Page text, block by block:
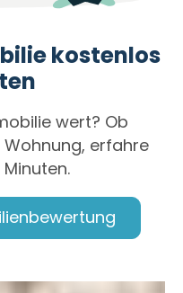
kostenlos
wert? Ob
erfahre